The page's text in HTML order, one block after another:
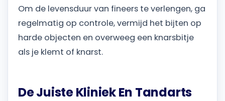
Om de levensduur van fineers te verlengen, ga
regelmatig op controle, vermijd het bijten op
harde objecten en overweeg een knarsbitje
als je klemt of knarst.
De Juiste Kliniek En Tandarts